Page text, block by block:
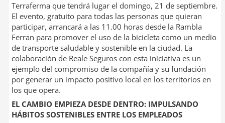
Terraferma que tendrá lugar el domingo, 21 de septiembre.
El evento, gratuito para todas las personas que quieran
participar, arrancará a las 11.00 horas desde la Rambla
Ferran para promover el uso de la bicicleta como un medio
de transporte saludable y sostenible en la ciudad. La
colaboración de Reale Seguros con esta iniciativa es un
ejemplo del compromiso de la compañía y su fundación
por generar un impacto positivo local en los territorios en
los que opera.
EL CAMBIO EMPIEZA DESDE DENTRO: IMPULSANDO
HÁBITOS SOSTENIBLES ENTRE LOS EMPLEADOS